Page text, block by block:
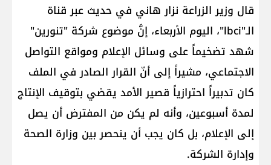
قال وزير الزراعة نزار هاني في حديث عبر قناة
الـ"lbci"، اليوم الأربعاء، إنَّ موضوع شركة "تنورين"
شهد تضخيماً على وسائل الإعلام ومواقع التواصل
الاجتماعي، مشيراً إلى أنّ القرار الصادر في الملف
كان تدبيراً احترازياً قصير الأمد يقضي بتوقيف الإنتاج
لمدة أسبوعين، وأنه لم يكن من المفترض أن يصل
إلى الإعلام، بل كان يجب أن ينحصر بين وزارة الصحة
وإدارة الشركة.